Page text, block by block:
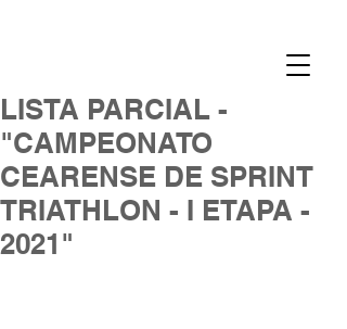
LISTA PARCIAL -
"CAMPEONATO
CEARENSE DE SPRINT
TRIATHLON - I ETAPA -
2021"